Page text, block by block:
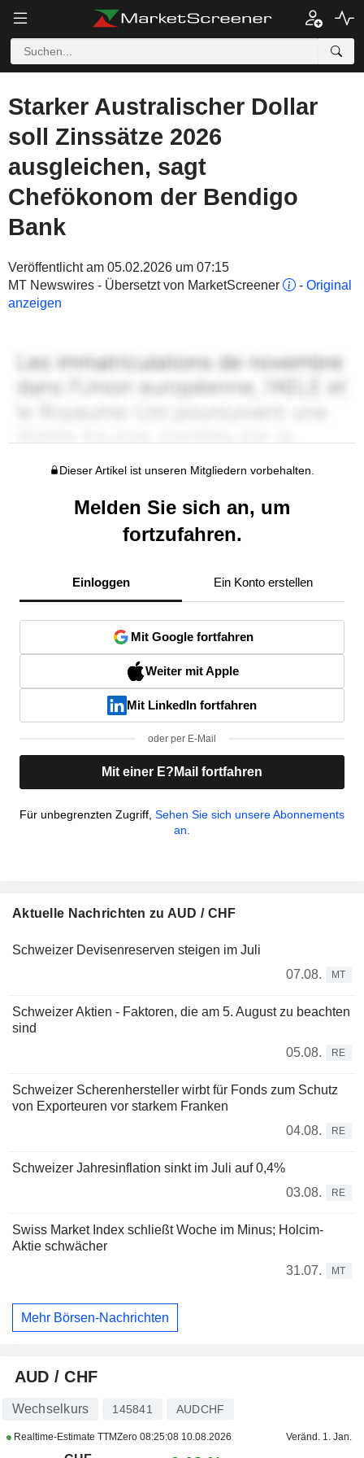
Starker Australischer Dollar
soll Zinssätze 2026
ausgleichen, sagt
Chefökonom der Bendigo
Bank
Veröffentlicht am 05.02.2026 um 07:15
MT Newswires - Übersetzt von MarketScreener
- Original
anzeigen
Dieser Artikel ist unseren Mitgliedern vorbehalten.
Melden Sie sich an, um
fortzufahren.
Einloggen Ein Konto erstellen
Mit Google fortfahren
Weiter mit Apple
Mit LinkedIn fortfahren
oder per E-Mail
Mit einer E?Mail fortfahren
Für unbegrenzten Zugriff, Sehen Sie sich unsere Abonnements
an.
Aktuelle Nachrichten zu AUD / CHF
Schweizer Devisenreserven steigen im Juli
07.08.
MT
Schweizer Aktien - Faktoren, die am 5. August zu beachten
sind
05.08.
RE
Schweizer Scherenhersteller wirbt für Fonds zum Schutz
von Exporteuren vor starkem Franken
04.08.
RE
Schweizer Jahresinflation sinkt im Juli auf 0,4%
03.08.
RE
Swiss Market Index schließt Woche im Minus; Holcim-
Aktie schwächer
31.07.
MT
Mehr Börsen-Nachrichten
AUD / CHF
Wechselkurs 145841 AUDCHF
Realtime-Estimate TTMZero 08:25:08 10.08.2026 Veränd. 1. Jan.